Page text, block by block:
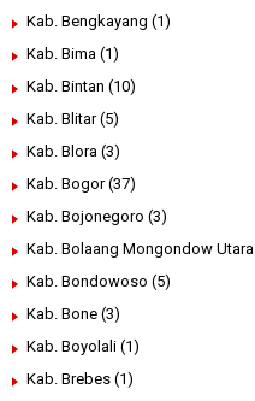
Kab. Bengkayang (1)
Kab. Bima (1)
Kab. Bintan (10)
Kab. Blitar (5)
Kab. Blora (3)
Kab. Bogor (37)
Kab. Bojonegoro (3)
Kab. Bolaang Mongondow Utara
Kab. Bondowoso (5)
Kab. Bone (3)
Kab. Boyolali (1)
Kab. Brebes (1)